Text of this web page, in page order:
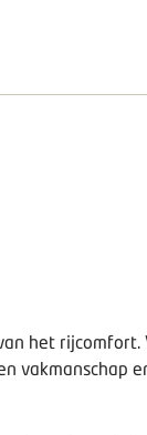
het
vakmanschap